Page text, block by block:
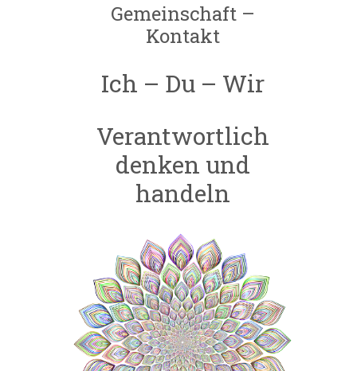
Gemeinschaft –
Kontakt
Ich – Du – Wir
Verantwortlich
denken und
handeln